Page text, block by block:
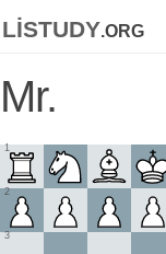
listudy.org
Mr.
1
2
3